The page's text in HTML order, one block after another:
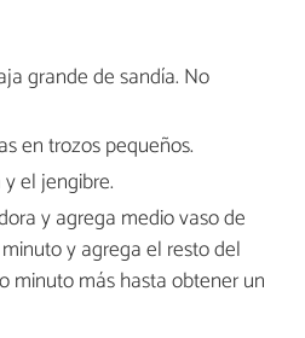
grande de sandía. No
en trozos pequeños.
el jengibre.
y agrega medio vaso de
y agrega el resto del
minuto más hasta obtener un